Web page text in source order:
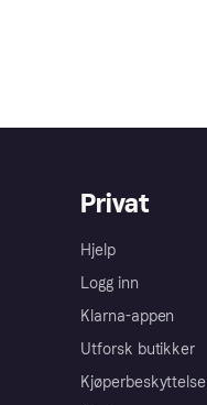
Privat
Hjelp
Logg inn
Klarna-appen
Utforsk butikker
Kjøperbeskyttelse